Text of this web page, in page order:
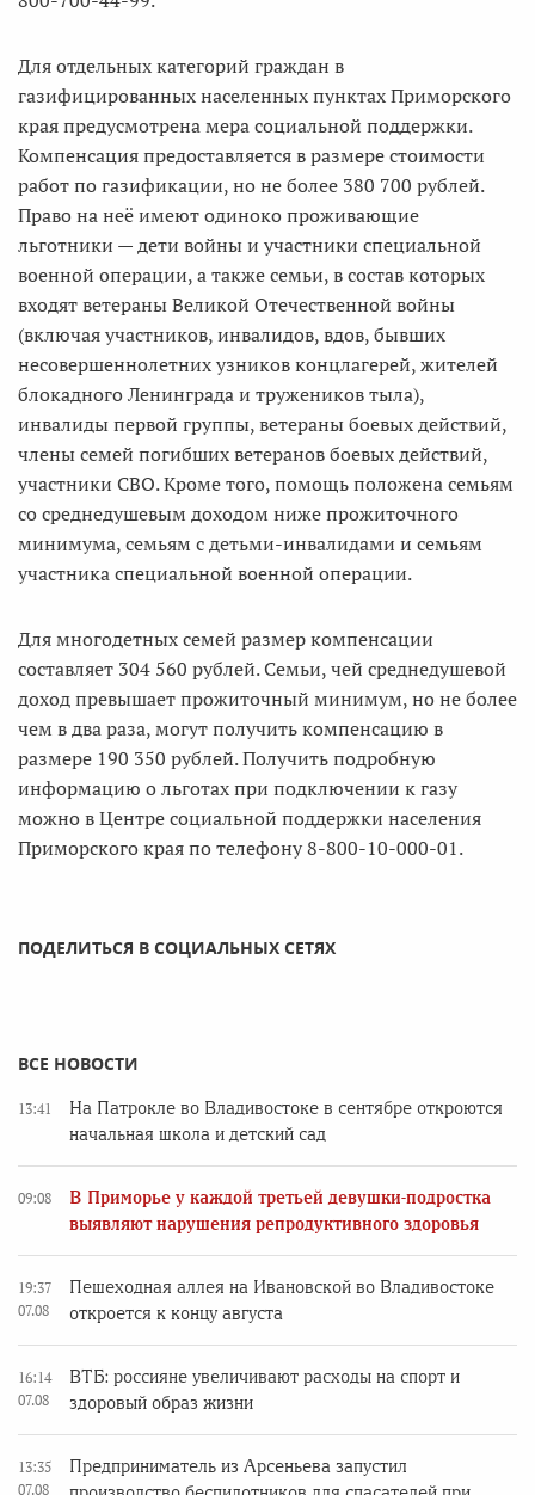
Для отдельных категорий граждан в
газифицированных населенных пунктах Приморского
края предусмотрена мера социальной поддержки.
Компенсация предоставляется в размере стоимости
работ по газификации, но не более 380 700 рублей.
Право на неё имеют одиноко проживающие
льготники — дети войны и участники специальной
военной операции, а также семьи, в состав которых
входят ветераны Великой Отечественной войны
(включая участников, инвалидов, вдов, бывших
несовершеннолетних узников концлагерей, жителей
блокадного Ленинграда и тружеников тыла),
инвалиды первой группы, ветераны боевых действий,
члены семей погибших ветеранов боевых действий,
участники СВО. Кроме того, помощь положена семьям
со среднедушевым доходом ниже прожиточного
минимума, семьям с детьми-инвалидами и семьям
участника специальной военной операции.
Для многодетных семей размер компенсации
составляет 304 560 рублей. Семьи, чей среднедушевой
доход превышает прожиточный минимум, но не более
чем в два раза, могут получить компенсацию в
размере 190 350 рублей. Получить подробную
информацию о льготах при подключении к газу
можно в Центре социальной поддержки населения
Приморского края по телефону 8-800-10-000-01.
ПОДЕЛИТЬСЯ В СОЦИАЛЬНЫХ СЕТЯХ
ВСЕ НОВОСТИ
13:41
На Патрокле во Владивостоке в сентябре откроются
начальная школа и детский сад
09:08
В Приморье у каждой третьей девушки-подростка
выявляют нарушения репродуктивного здоровья
19:37
07.08
Пешеходная аллея на Ивановской во Владивостоке
откроется к концу августа
16:14
07.08
ВТБ: россияне увеличивают расходы на спорт и
здоровый образ жизни
13:35
07.08
Предприниматель из Арсеньева запустил